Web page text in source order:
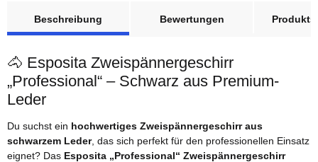
Beschreibung
Bewertungen
🐴 Esposita Zweispännergeschirr
„Professional“ – Schwarz aus Premium-
Leder
Du suchst ein hochwertiges Zweispännergeschirr aus
schwarzem Leder, das sich perfekt für den professionellen Einsatz
eignet? Das Esposita „Professional“ Zweispännergeschirr